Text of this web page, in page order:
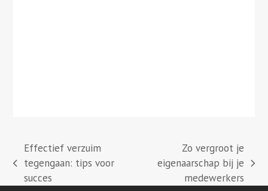
previous
post:
Effectief verzuim
tegengaan: tips voor
succes
post:
Zo vergroot je
eigenaarschap bij je
medewerkers